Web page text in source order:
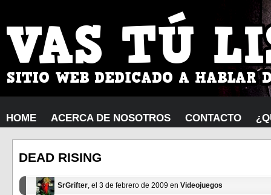
HOME ACERCA DE NOSOTROS CONTACTO
DEAD RISING
SrGrifter, el 3 de febrero de 2009 en Videojuegos